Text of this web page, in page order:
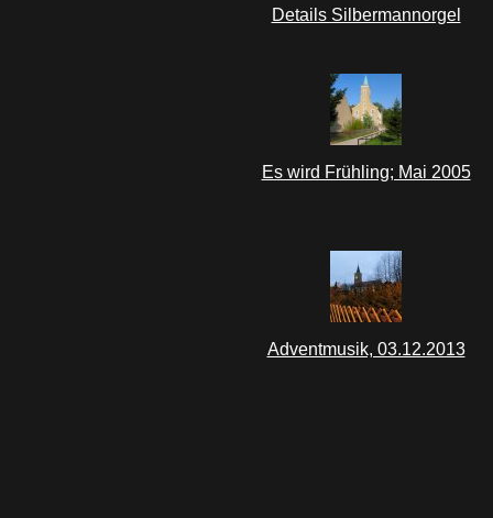
Details Silbermannorgel
Es wird Frühling; Mai 2005
Adventmusik, 03.12.2013